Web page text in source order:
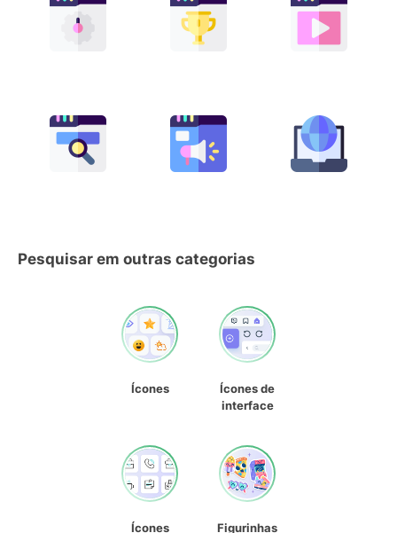
Pesquisar em outras categorias
Ícones
Ícones de
interface
Ícones
Figurinhas